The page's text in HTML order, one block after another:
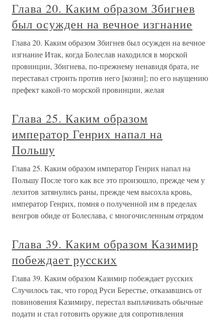
Глава 20. Каким образом Збигнев
был осужден на вечное изгнание
Глава 20. Каким образом Збигнев был осужден на вечное
изгнание Итак, когда Болеслав находился в морской
провинции, Збигнева, по-прежнему ненавидя брата, не
переставал строить против него [козни]; по его наущению
префект какой-то морской провинции, желая
Глава 25. Каким образом
император Генрих напал на
Польшу
Глава 25. Каким образом император Генрих напал на
Польшу После того как все это произошло, прежде чем у
лехитов затянулись раны, прежде чем высохла кровь,
император Генрих, помня о полученной им в пределах
венгров обиде от Болеслава, с многочисленным отрядом
Глава 39. Каким образом Казимир
побеждает русских
Глава 39. Каким образом Казимир побеждает русских
Случилось так, что город Руси Берестье, отказав­шись от
повиновения Казимиру, перестал выплачивать обычные
подати и стал готовить оружие для сопротив­ления